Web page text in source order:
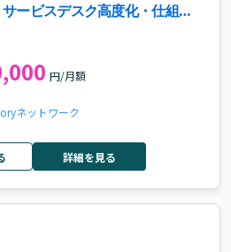
サービスデスク高度化・仕組み
円/月額
ネットワーク
詳細を見る